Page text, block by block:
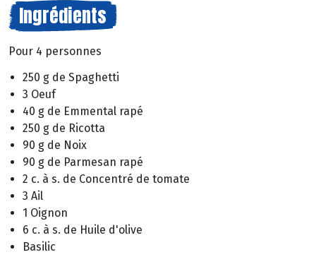
Ingrédients
Pour 4 personnes
250 g de Spaghetti
3 Oeuf
40 g de Emmental rapé
250 g de Ricotta
90 g de Noix
90 g de Parmesan rapé
2 c. à s. de Concentré de tomate
3 Ail
1 Oignon
6 c. à s. de Huile d'olive
Basilic